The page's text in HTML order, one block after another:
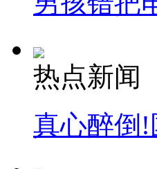
热点新闻
真心醉倒